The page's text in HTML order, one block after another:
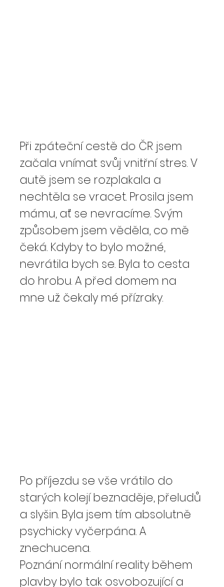
Při zpáteční cestě do ČR jsem
začala vnímat svůj vnitřní stres. V
autě jsem se rozplakala a
nechtěla se vracet. Prosila jsem
mámu, ať se nevracíme. Svým
způsobem jsem věděla, co mě
čeká. Kdyby to bylo možné,
nevrátila bych se. Byla to cesta
do hrobu. A před domem na
mne už čekaly mé přízraky.
Po příjezdu se vše vrátilo do
starých kolejí beznaděje, přeludů
a slyšin. Byla jsem tím absolutně
psychicky vyčerpána. A
znechucena.
Poznání normální reality během
plavby bylo tak osvobozující a